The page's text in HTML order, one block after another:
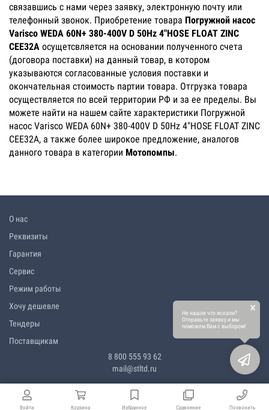
Войти Корзина Избранное Сравнение Позвонить
связавшись с нами через заявку, электронную почту или
телефонный звонок. Приобретение товара Погружной насос
Varisco WEDA 60N+ 380-400V D 50Hz 4"HOSE FLOAT ZINC
CEE32A осущетсвляется на основании полученного счета
(договора поставки) на данный товар, в котором
указываются согласованные условия поставки и
окончательная стоимость партии товара. Отгрузка товара
осуществляется по всей территории РФ и за ее пределы. Вы
можете найти на нашем сайте характеристики Погружной
насос Varisco WEDA 60N+ 380-400V D 50Hz 4"HOSE FLOAT ZINC
CEE32A, а также более широкое предложение, аналогов
данного товара в категории Мотопомпы.
О нас
Реквизиты
Гарантия
Сервис
Режим работы
Хочу дешевле
Тендеры
Поставщикам
8 800 555 93 62
mail@stltd.ru
Не нашли что искали?
Отправьте заявку и мы
поможем Вам с выбором!
×